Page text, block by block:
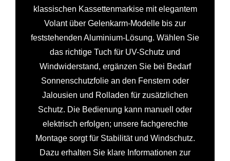
klassischen Kassettenmarkise mit elegantem
Volant über Gelenkarm-Modelle bis zur
feststehenden Aluminium-Lösung. Wählen Sie
das richtige Tuch für UV-Schutz und
Windwiderstand, ergänzen Sie bei Bedarf
Sonnenschutzfolie an den Fenstern oder
Jalousien und Rolladen für zusätzlichen
Schutz. Die Bedienung kann manuell oder
elektrisch erfolgen; unsere fachgerechte
Montage sorgt für Stabilität und Windschutz.
Dazu erhalten Sie klare Informationen zur